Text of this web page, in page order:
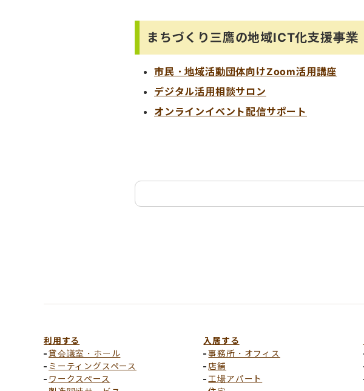
まちづくり三鷹の地域ICT化支援事業
市民・地域活動団体向けZoom活用講座
デジタル活用相談サロン
オンラインイベント配信サポート
利用する
貸会議室・ホール
ミーティングスペース
ワークスペース
入居する
事務所・オフィス
店舗
工場アパート